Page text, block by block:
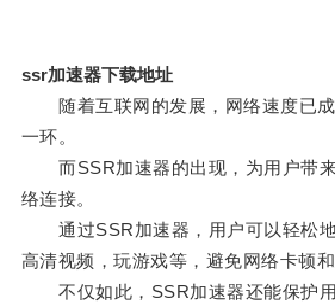
ssr加速器下载地址
随着互联网的发展，网络速度已成
一环。
而SSR加速器的出现，为用户带来
络连接。
通过SSR加速器，用户可以轻松地
高清视频，玩游戏等，避免网络卡顿和
不仅如此，SSR加速器还能保护用